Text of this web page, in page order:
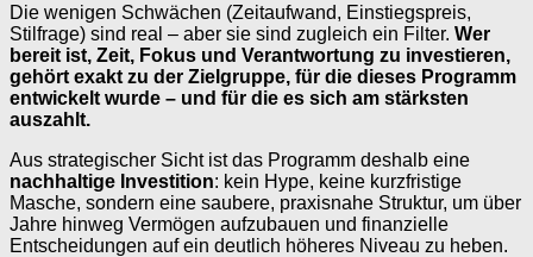
Die wenigen Schwächen (Zeitaufwand, Einstiegspreis,
Stilfrage) sind real – aber sie sind zugleich ein Filter. Wer
bereit ist, Zeit, Fokus und Verantwortung zu investieren,
gehört exakt zu der Zielgruppe, für die dieses Programm
entwickelt wurde – und für die es sich am stärksten
auszahlt.
Aus strategischer Sicht ist das Programm deshalb eine
nachhaltige Investition: kein Hype, keine kurzfristige
Masche, sondern eine saubere, praxisnahe Struktur, um über
Jahre hinweg Vermögen aufzubauen und finanzielle
Entscheidungen auf ein deutlich höheres Niveau zu heben.